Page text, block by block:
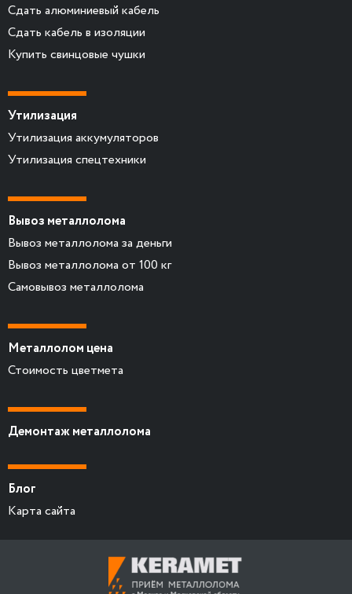
Сдать алюминиевый кабель
Сдать кабель в изоляции
Купить свинцовые чушки
Утилизация
Утилизация аккумуляторов
Утилизация спецтехники
Вывоз металлолома
Вывоз металлолома за деньги
Вывоз металлолома от 100 кг
Самовывоз металлолома
Металлолом цена
Стоимость цветмета
Демонтаж металлолома
Блог
Карта сайта